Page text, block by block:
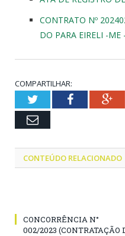
CONTRATO Nº
DO PARA EIRELI -
COMPARTILHAR:
TwitterFacebook
Email
CONTEÚDO RELACIONADO
CONCORRÊNCIA N°
002/2023 (CONTRATAÇÃO